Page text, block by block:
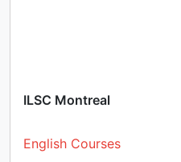
ILSC Montreal
English Courses